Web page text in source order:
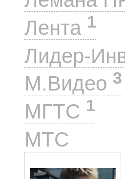
Лента 1
Лидер-
М.Видео 3
МГТС 1
МТС